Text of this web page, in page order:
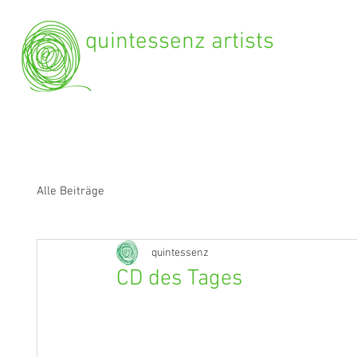
quintessenz artists
Alle Beiträge
CD des Tages
quintessenz